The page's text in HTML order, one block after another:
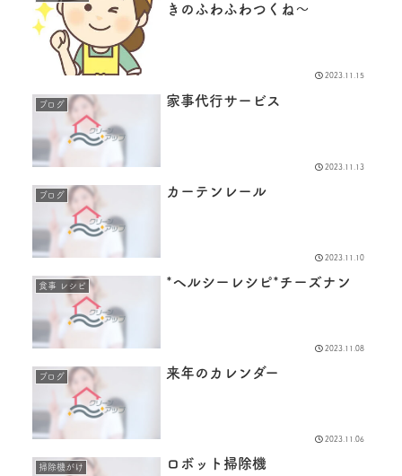
きのふわふわつくね〜
2023.11.15
ブログ 家事代行サービス
2023.11.13
ブログ カーテンレール
2023.11.10
食事 レシピ *ヘルシーレシピ*チーズナン
2023.11.08
ブログ 来年のカレンダー
2023.11.06
掃除機がけ ロボット掃除機